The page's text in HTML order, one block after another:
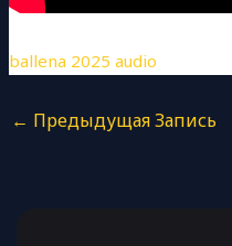
ballena 2025 audio
← Предыдущая Запись